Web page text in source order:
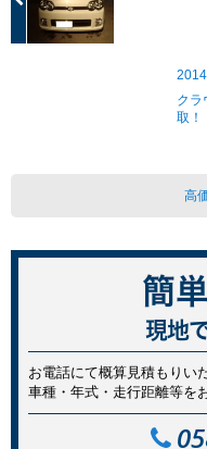
ク
取！
高
簡単
現地
お電話にて概算見積もりい
車種・年式・走行距離等を